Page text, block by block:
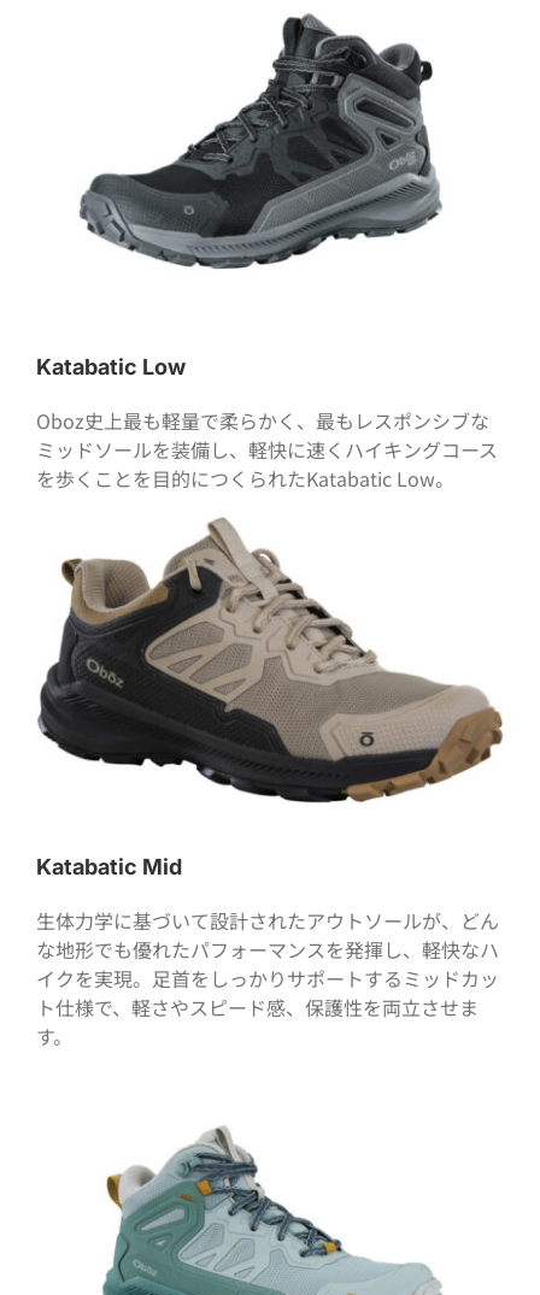
Katabatic Low
Oboz史上最も軽量で柔らかく、最もレスポンシブな
ミッドソールを装備し、軽快に速くハイキングコース
を歩くことを目的につくられたKatabatic Low。
Katabatic Mid
生体力学に基づいて設計されたアウトソールが、どん
な地形でも優れたパフォーマンスを発揮し、軽快なハ
イクを実現。足首をしっかりサポートするミッドカッ
ト仕様で、軽さやスピード感、保護性を両立させま
す。